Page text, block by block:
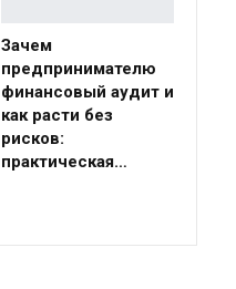
Зачем
предпринимателю
финансовый аудит и
как расти без
рисков:
практическая…